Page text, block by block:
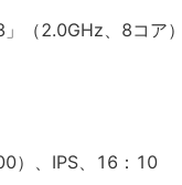
（2.0GHz、8コア）
）、IPS、16：10